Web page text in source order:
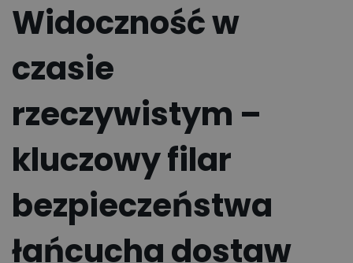
Widoczność w
czasie
rzeczywistym –
kluczowy filar
bezpieczeństwa
łańcucha dostaw